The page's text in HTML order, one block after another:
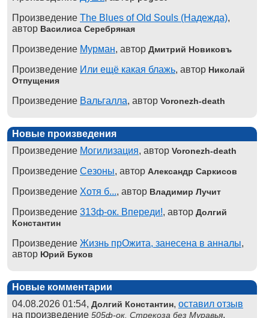
Произведение The Blues of Old Souls (Надежда),
автор Василиса Серебряная
Произведение Мурман, автор Дмитрий Новиковъ
Произведение Или ещё какая блажь, автор Николай
Отпущения
Произведение Вальгалла, автор Voronezh-death
Новые произведения
Произведение Могилизация, автор Voronezh-death
Произведение Сезоны, автор Александр Саркисов
Произведение Хотя б..., автор Владимир Лучит
Произведение 313ф-ок. Впереди!, автор Долгий
Константин
Произведение Жизнь прОжита, занесена в анналы,
автор Юрий Буков
Новые комментарии
04.08.2026 01:54, Долгий Константин, оставил отзыв
на произведение 505ф-ок. Стрекоза без Муравья,